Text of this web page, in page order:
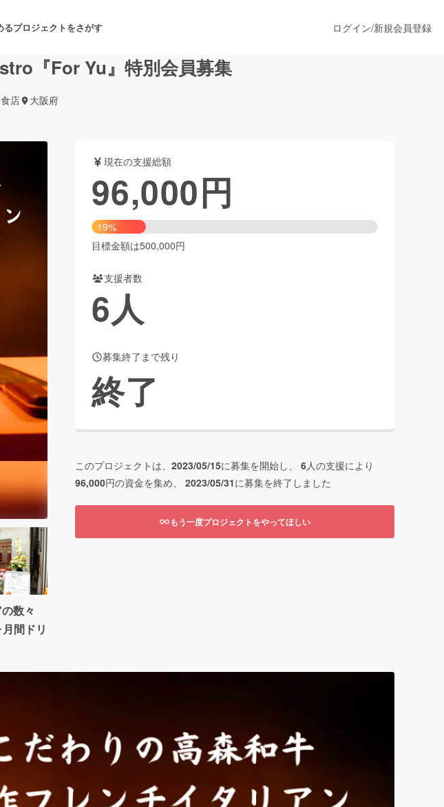
るプロジェクトをさがす
舞台・パフォーマンス
ファッション
ビューティー・ヘルスケア
Creation
yaコミュニティ
ログイン/新規会員登録
『For Yu』特別会員募集
店 大阪府
数々
間ドリ
現在の支援総額
96,000円
19%
目標金額は500,000円
支援者数
6人
募集終了まで残り
終了
このプロジェクトは、 2023/05/15に募集を開始し、 6人の支援により
96,000円の資金を集め、 2023/05/31に募集を終了しました
もう一度プロジェクトをやってほしい